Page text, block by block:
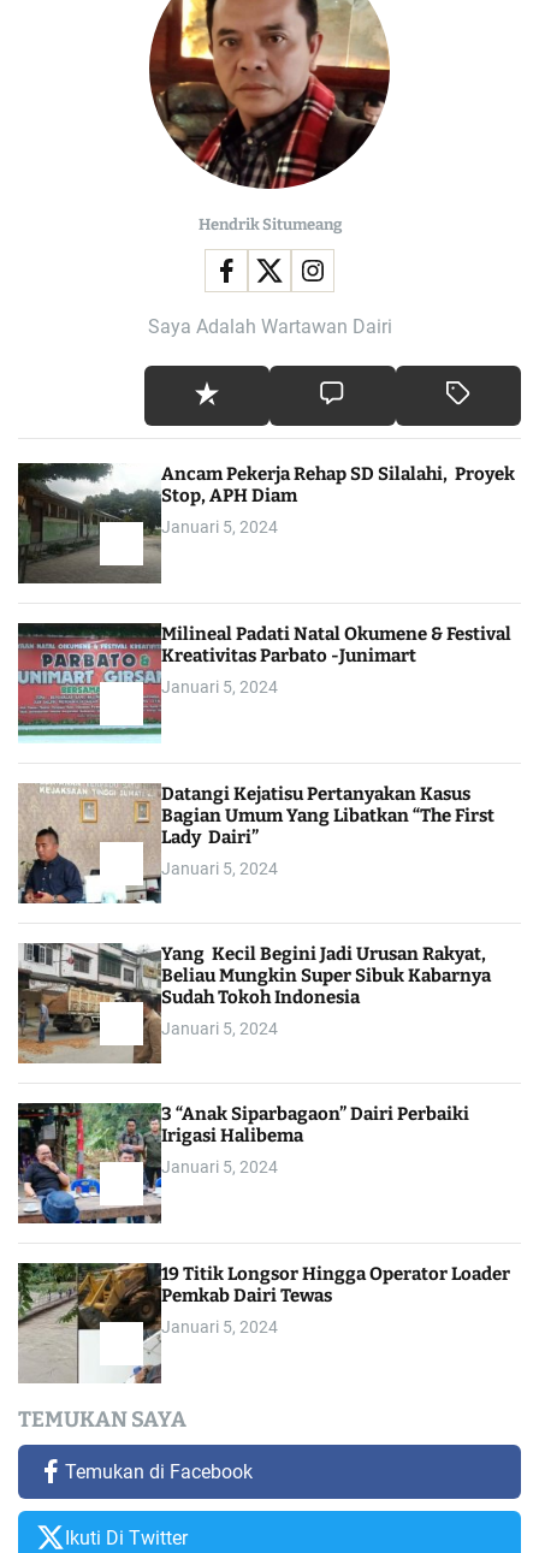
Hendrik Situmeang
Saya Adalah Wartawan Dairi
Ancam Pekerja Rehap SD Silalahi, Proyek
Stop, APH Diam
Januari 5, 2024
Milineal Padati Natal Okumene & Festival
Kreativitas Parbato -Junimart
Januari 5, 2024
Datangi Kejatisu Pertanyakan Kasus
Bagian Umum Yang Libatkan “The First
Lady Dairi”
Januari 5, 2024
Yang Kecil Begini Jadi Urusan Rakyat,
Beliau Mungkin Super Sibuk Kabarnya
Sudah Tokoh Indonesia
Januari 5, 2024
3 “Anak Siparbagaon” Dairi Perbaiki
Irigasi Halibema
Januari 5, 2024
19 Titik Longsor Hingga Operator Loader
Pemkab Dairi Tewas
Januari 5, 2024
TEMUKAN SAYA
Temukan di Facebook
Ikuti Di Twitter